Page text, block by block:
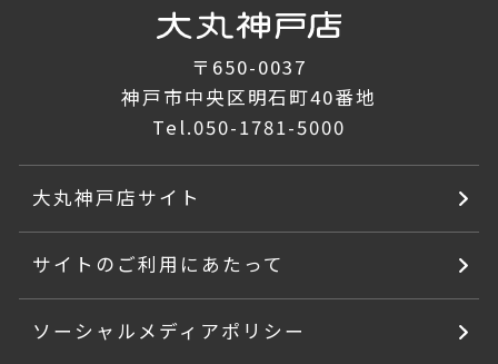
〒650-0037
神戸市中央区明石町40番地
Tel.050-1781-5000
大丸神戸店サイト
サイトのご利用にあたって
ソーシャルメディアポリシー